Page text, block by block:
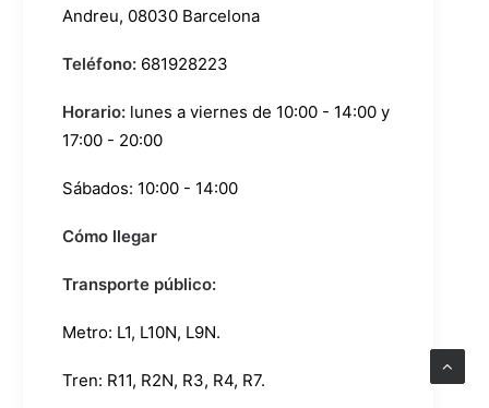
Andreu, 08030 Barcelona
Teléfono: 681928223
Horario: lunes a viernes de 10:00 - 14:00 y
17:00 - 20:00
Sábados: 10:00 - 14:00
Cómo llegar
Transporte público:
Metro: L1, L10N, L9N.
Tren: R11, R2N, R3, R4, R7.